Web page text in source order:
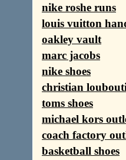
nike roshe runs
louis vuitton
oakley vault
marc jacobs
nike shoes
christian
toms shoes
michael kors
coach factory
basketball shoes